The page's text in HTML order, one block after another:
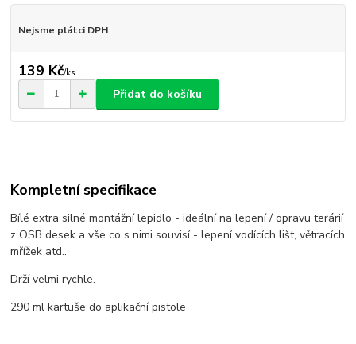
Nejsme plátci DPH
139 Kč/ks
Přidat do košíku
Kompletní specifikace
Bílé extra silné montážní lepidlo - ideální na lepení / opravu terárií
z OSB desek a vše co s nimi souvisí - lepení vodících lišt, větracích
mřížek atd..
Drží velmi rychle.
290 ml kartuše do aplikační pistole